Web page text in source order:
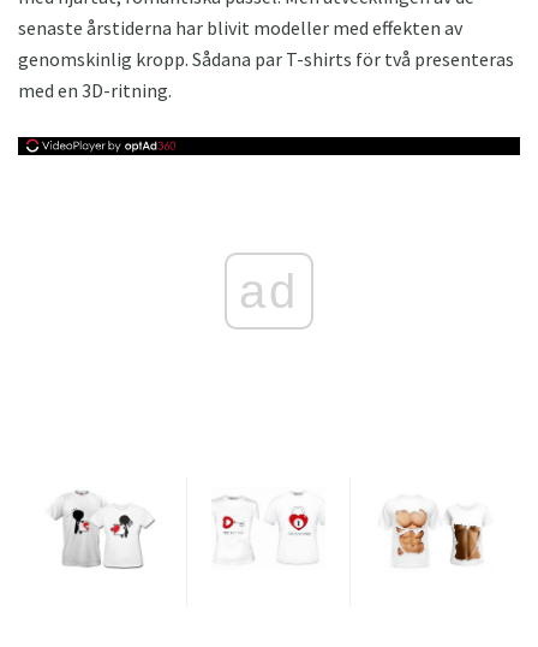
senaste årstiderna har blivit modeller med effekten av
genomskinlig kropp. Sådana par T-shirts för två presenteras
med en 3D-ritning.
ad